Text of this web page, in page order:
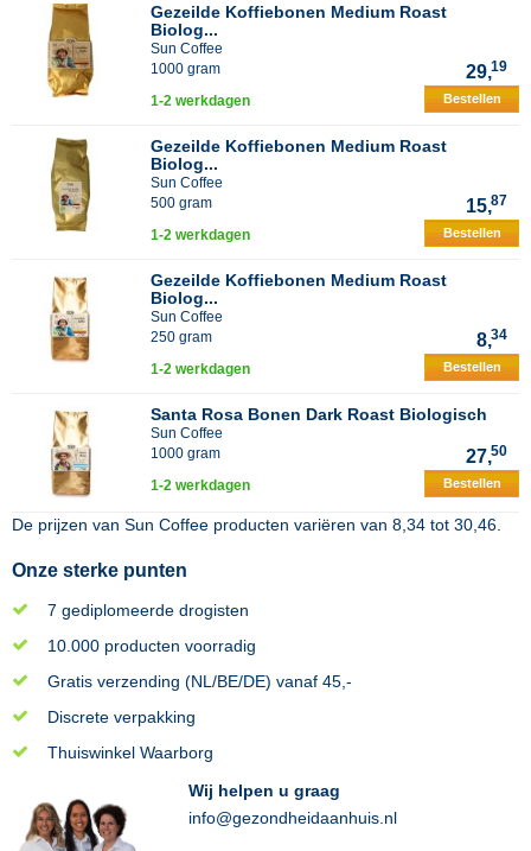
Gezeilde Koffiebonen Medium Roast
Biolog...
Sun Coffee
1000 gram
29,19
1-2 werkdagen Bestellen
Gezeilde Koffiebonen Medium Roast
Biolog...
Sun Coffee
500 gram
15,87
1-2 werkdagen Bestellen
Gezeilde Koffiebonen Medium Roast
Biolog...
Sun Coffee
250 gram
8,34
1-2 werkdagen Bestellen
Santa Rosa Bonen Dark Roast Biologisch
Sun Coffee
1000 gram
27,50
1-2 werkdagen Bestellen
De prijzen van Sun Coffee producten variëren van 8,34 tot 30,46
Onze sterke punten
7 gediplomeerde drogisten
10.000 producten voorradig
Gratis verzending (NL/BE/DE) vanaf 45,-
Discrete verpakking
Thuiswinkel Waarborg
Wij helpen u graag
info@gezondheidaanhuis.nl